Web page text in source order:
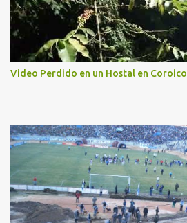
Video Perdido en un Hostal en Coroico